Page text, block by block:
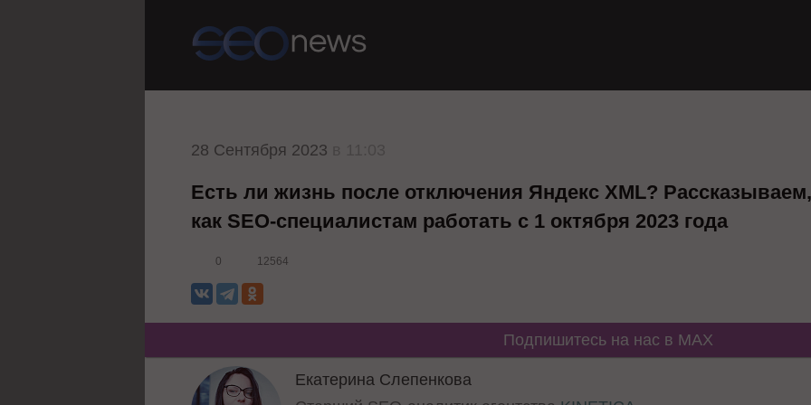
28 Сентября 2023
Есть ли жизнь после отключения Яндекс XML?
как SEO-специалистам работать с 1 октября 2023 года
0 12564
Подпишитесь на нас в MAX
Екатерина Слепенкова